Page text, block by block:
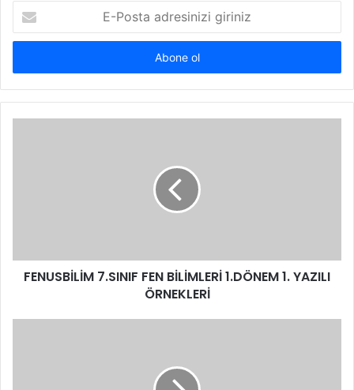
Posta
adresinizi
FENUSBİLİM 7.SINIF FEN BİLİMLERİ 1.DÖNEM 1. YAZILI
ÖRNEKLERİ